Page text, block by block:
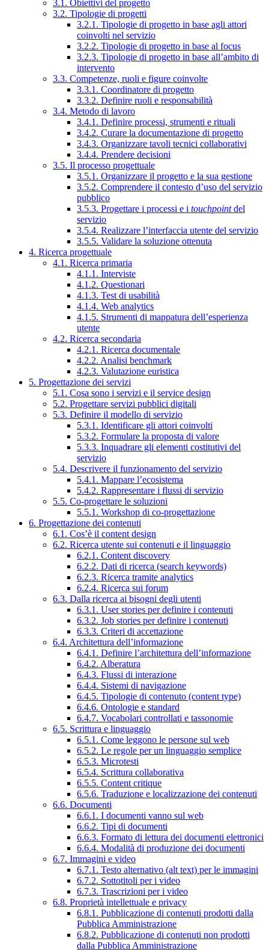
3.1. Obiettivi del progetto
3.2. Tipologie di progetti
3.2.1. Tipologie di progetto in base agli attori
coinvolti nel servizio
3.2.2. Tipologie di progetto in base al focus
3.2.3. Tipologie di progetto in base all’ambito di
intervento
3.3. Competenze, ruoli e figure coinvolte
3.3.1. Coordinatore di progetto
3.3.2. Definire ruoli e responsabilità
3.4. Metodo di lavoro
3.4.1. Definire processi, strumenti e rituali
3.4.2. Curare la documentazione di progetto
3.4.3. Organizzare tavoli tecnici collaborativi
3.4.4. Prendere decisioni
3.5. Il processo progettuale
3.5.1. Organizzare il progetto e la sua gestione
3.5.2. Comprendere il contesto d’uso del servizio
pubblico
3.5.3. Progettare i processi e i touchpointdel
servizio
3.5.4. Realizzare l’interfaccia utente del servizio
3.5.5. Validare la soluzione ottenuta
4. Ricerca progettuale
4.1. Ricerca primaria
4.1.1. Interviste
4.1.2. Questionari
4.1.3. Test di usabilità
4.1.4. Web analytics
4.1.5. Strumenti di mappatura dell’esperienza
utente
4.2. Ricerca secondaria
4.2.1. Ricerca documentale
4.2.2. Analisi benchmark
4.2.3. Valutazione euristica
5. Progettazione dei servizi
5.1. Cosa sono i servizi e il service design
5.2. Progettare servizi pubblici digitali
5.3. Definire il modello di servizio
5.3.1. Identificare gli attori coinvolti
5.3.2. Formulare la proposta di valore
5.3.3. Inquadrare gli elementi costitutivi del
servizio
5.4. Descrivere il funzionamento del servizio
5.4.1. Mappare l’ecosistema
5.4.2. Rappresentare i flussi di servizio
5.5. Co-progettare le soluzioni
5.5.1. Workshop di co-progettazione
6. Progettazione dei contenuti
6.1. Cos’è il content design
6.2. Ricerca utente sui contenuti e il linguaggio
6.2.1. Content discovery
6.2.2. Dati di ricerca (search keywords)
6.2.3. Ricerca tramite analytics
6.2.4. Ricerca sui forum
6.3. Dalla ricerca ai bisogni degli utenti
6.3.1. User stories per definire i contenuti
6.3.2. Job stories per definire i contenuti
6.3.3. Criteri di accettazione
6.4. Architettura dell’informazione
6.4.1. Definire l’architettura dell’informazione
6.4.2. Alberatura
6.4.3. Flussi di interazione
6.4.4. Sistemi di navigazione
6.4.5. Tipologie di contenuto (content type)
6.4.6. Ontologie e standard
6.4.7. Vocabolari controllati e tassonomie
6.5. Scrittura e linguaggio
6.5.1. Come leggono le persone sul web
6.5.2. Le regole per un linguaggio semplice
6.5.3. Microtesti
6.5.4. Scrittura collaborativa
6.5.5. Content critique
6.5.6. Traduzione e localizzazione dei contenuti
6.6. Documenti
6.6.1. I documenti vanno sul web
6.6.2. Tipi di documenti
6.6.3. Formato di lettura dei documenti elettronici
6.6.4. Modalità di produzione dei documenti
6.7. Immagini e video
6.7.1. Testo alternativo (alt text) per le immagini
6.7.2. Sottotitoli per i video
6.7.3. Trascrizioni per i video
6.8. Proprietà intellettuale e privacy
6.8.1. Pubblicazione di contenuti prodotti dalla
Pubblica Amministrazione
6.8.2. Pubblicazione di contenuti non prodotti
dalla Pubblica Amministrazione